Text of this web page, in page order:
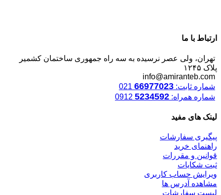
ارتباط با ما
تهران، ولی عصر نرسیده به سه راه جمهوری ساختمان کشمیر
پلاک ۱۲۴۵
info@amiranteb.com
شماره ثابت: 66977023
شماره همراه: 5234592
لینک های مفید
پیگیری سفارشات
راهنمای خرید
قوانین و مقررات
ثبت شکایات
ویرایش حساب کاربری
مشاهده آدرس ها
لیست سفارشات